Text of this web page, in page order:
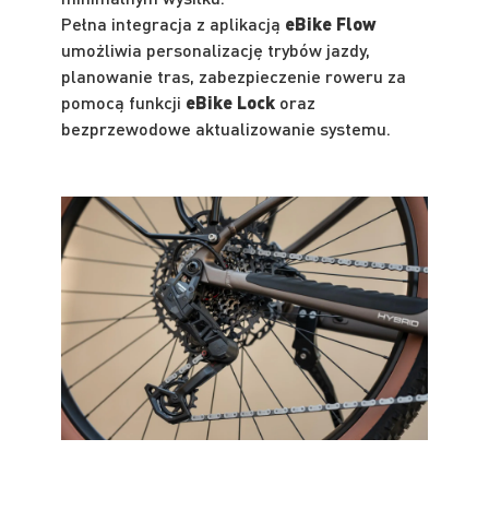
Pełna integracja z aplikacją eBike Flow
umożliwia personalizację trybów jazdy,
planowanie tras, zabezpieczenie roweru za
pomocą funkcji eBike Lock oraz
bezprzewodowe aktualizowanie systemu.